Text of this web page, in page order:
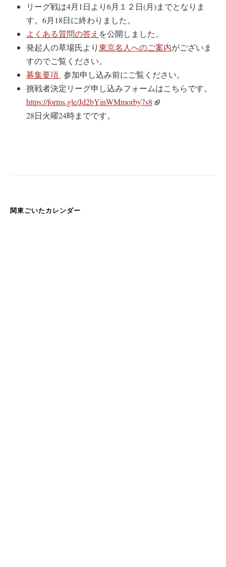
リーグ戦は4月1日より6月１２日(月)までとなりま
す。 6月18日に終わりました。
よくある質問の答え を公開しました。
発起人の草場氏より東京名人へのご案内がございま
すのでご覧ください。
募集要項 参加申し込み前にご覧ください。
挑戦者決定リーグ申し込みフォームはこちらです。
https://forms.gle/Jd2bYinWMmorby7s8
28日火曜24時までです。
関東ごいたカレンダー